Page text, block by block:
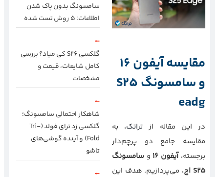
مقایسه آیفون ۱۶
و سامسونگ S25
eadg
در این مقاله از تراتک، به
مقایسه جامع دو پرچم‌دار
برجسته،آیفون ۱۶ وسامسونگ
S25 اج، می‌پردازیم. هدف این
سامسونگ بدون پاک شدن
اطلاعات؛ ۵ روش تست شده
گلکسی S26 کی میاد؟ بررسی
کامل شایعات، قیمت و
مشخصات
شاهکار احتمالی سامسونگ؛
گلکسی زد ترای فولد (Tri-
Fold) و آینده گوشی‌های
تاشو